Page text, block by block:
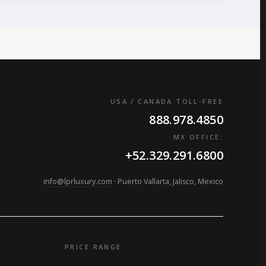
USA / CANADA TOLL-FREE
888.978.4850
MX OFFICE:
+52.329.291.6800
info@lprluxury.com · Puerto Vallarta, Jalisco, Mexico
PRICE RANGE